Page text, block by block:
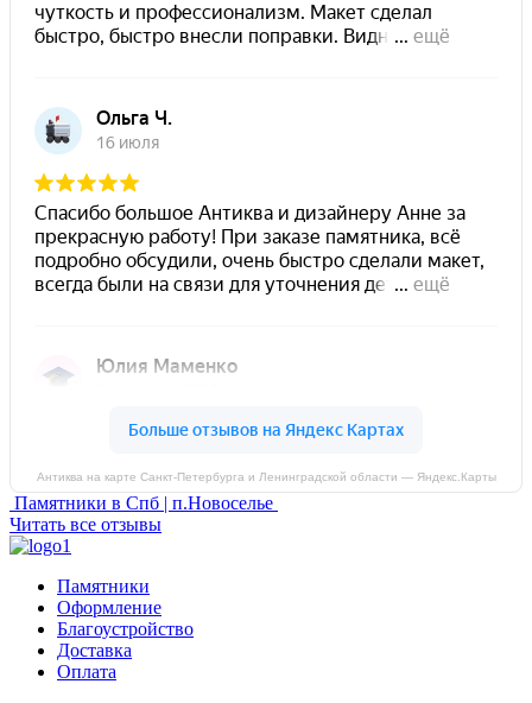
Антиква на карте Санкт‑Петербурга и Ленинградской области — Яндекс.Карты
Памятники в Спб | п.Новоселье
Читать все отзывы
Памятники
Оформление
Благоустройство
Доставка
Оплата